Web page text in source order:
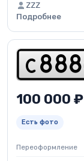
ZZZ
Подробнее
c 8 88
100 000 ₽
Есть фото
Переоформление